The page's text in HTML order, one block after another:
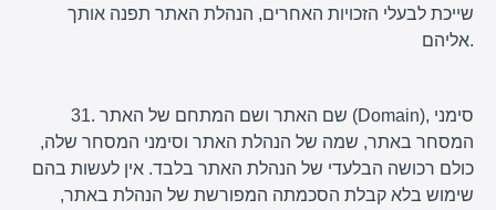
שייכת לבעלי הזכויות האחרים, הנהלת האתר תפנה אותך
אליהם.
31. שם האתר ושם המתחם של האתר (Domain), סימני
המסחר באתר, שמה של הנהלת האתר וסימני המסחר שלה,
כולם רכושה הבלעדי של הנהלת האתר בלבד. אין לעשות בהם
שימוש בלא קבלת הסכמתה המפורשת של הנהלת באתר,